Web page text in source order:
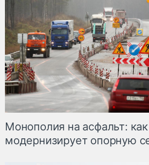
Монополия на асфальт:
модернизирует опорную